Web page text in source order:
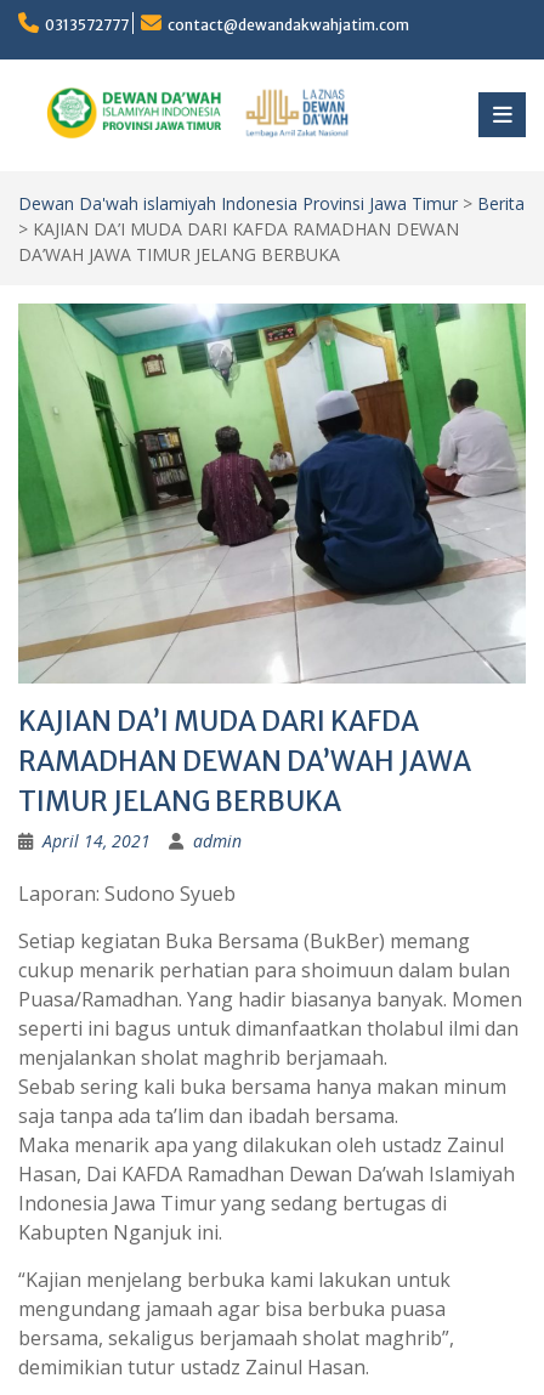
Skip
content
0313572777 contact@dewandakwahjatim.com
Dewan Da'wah islamiyah Indonesia Provinsi Jawa Timur > Berita
> KAJIAN DA’I MUDA DARI KAFDA RAMADHAN DEWAN
DA’WAH JAWA TIMUR JELANG BERBUKA
KAJIAN DA’I MUDA DARI KAFDA
RAMADHAN DEWAN DA’WAH JAWA
TIMUR JELANG BERBUKA
April 14, 2021 admin
Laporan: Sudono Syueb
Setiap kegiatan Buka Bersama (BukBer) memang
cukup menarik perhatian para shoimuun dalam bulan
Puasa/Ramadhan. Yang hadir biasanya banyak. Momen
seperti ini bagus untuk dimanfaatkan tholabul ilmi dan
menjalankan sholat maghrib berjamaah.
Sebab sering kali buka bersama hanya makan minum
saja tanpa ada ta’lim dan ibadah bersama.
Maka menarik apa yang dilakukan oleh ustadz Zainul
Hasan, Dai KAFDA Ramadhan Dewan Da’wah Islamiyah
Indonesia Jawa Timur yang sedang bertugas di
Kabupten Nganjuk ini.
“Kajian menjelang berbuka kami lakukan untuk
mengundang jamaah agar bisa berbuka puasa
bersama, sekaligus berjamaah sholat maghrib”,
demimikian tutur ustadz Zainul Hasan.